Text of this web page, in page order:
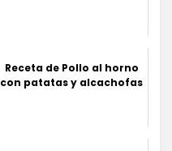
Receta de Pollo al horno
con patatas y alcachofas